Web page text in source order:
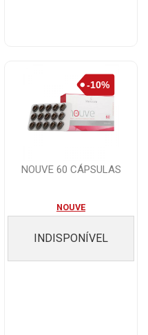
NOUVE 60 CÁPSULAS
NOUVE
INDISPONÍVEL